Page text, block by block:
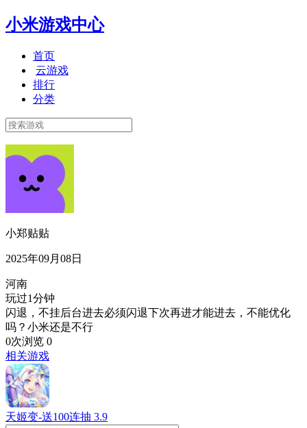
小米游戏中心
首页
云游戏
排行
分类
小郑贴贴
2025年09月08日
河南
玩过1分钟
闪退，不挂后台进去必须闪退下次再进才能进去，不能优化
吗？小米还是不行
0次浏览 0
相关游戏
天姬变-送100连抽 3.9